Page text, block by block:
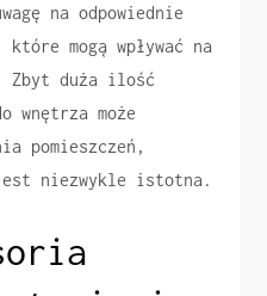
na odpowiednie
mogą wpływać na
Zbyt duża ilość
wnętrza może
pomieszczeń,
niezwykle istotna.